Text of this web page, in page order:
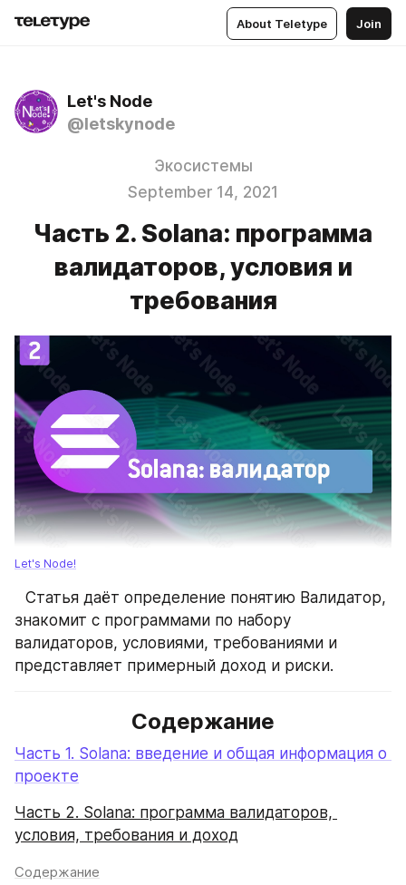
About Teletype Join
Let's Node
@letskynode
Экосистемы
September 14, 2021
Часть 2. Solana: программа
валидаторов, условия и
требования
Let's Node!
⠀Статья даёт определение понятию Валидатор,
знакомит с программами по набору
валидаторов, условиями, требованиями и
представляет примерный доход и риски.
Содержание
Часть 1. Solana: введение и общая информация о
проекте
Часть 2. Solana: программа валидаторов,
условия, требования и доход
Содержание